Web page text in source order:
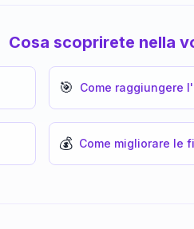
Cosa scoprirete nella
🎯 Come raggiungere
💰 Come migliorare le